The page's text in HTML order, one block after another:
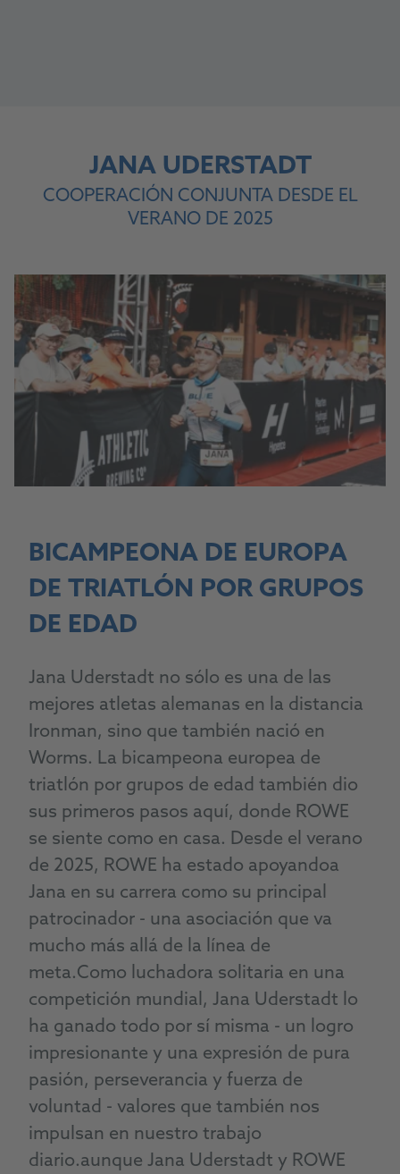
JANA UDERSTADT
COOPERACIÓN CONJUNTA DESDE EL
VERANO DE 2025
BICAMPEONA DE EUROPA
DE TRIATLÓN POR GRUPOS
DE EDAD
Jana Uderstadt no sólo es una de las
mejores atletas alemanas en la distancia
Ironman, sino que también nació en
Worms. La bicampeona europea de
triatlón por grupos de edad también dio
sus primeros pasos aquí, donde ROWE
se siente como en casa. Desde el verano
de 2025, ROWE ha estado apoyandoa
Jana en su carrera como su principal
patrocinador - una asociación que va
mucho más allá de la línea de
meta.Como luchadora solitaria en una
competición mundial, Jana Uderstadt lo
ha ganado todo por sí misma - un logro
impresionante y una expresión de pura
pasión, perseverancia y fuerza de
voluntad - valores que también nos
impulsan en nuestro trabajo
diario.aunque Jana Uderstadt y ROWE